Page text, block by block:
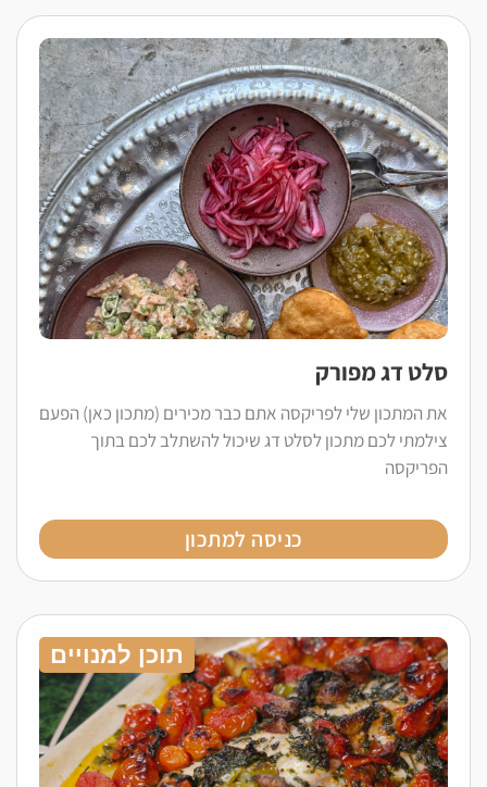
סלט דג מפורק
את המתכון שלי לפריקסה אתם כבר מכירים (מתכון כאן) הפעם
צילמתי לכם מתכון לסלט דג שיכול להשתלב לכם בתוך
הפריקסה
כניסה למתכון
תוכן למנויים